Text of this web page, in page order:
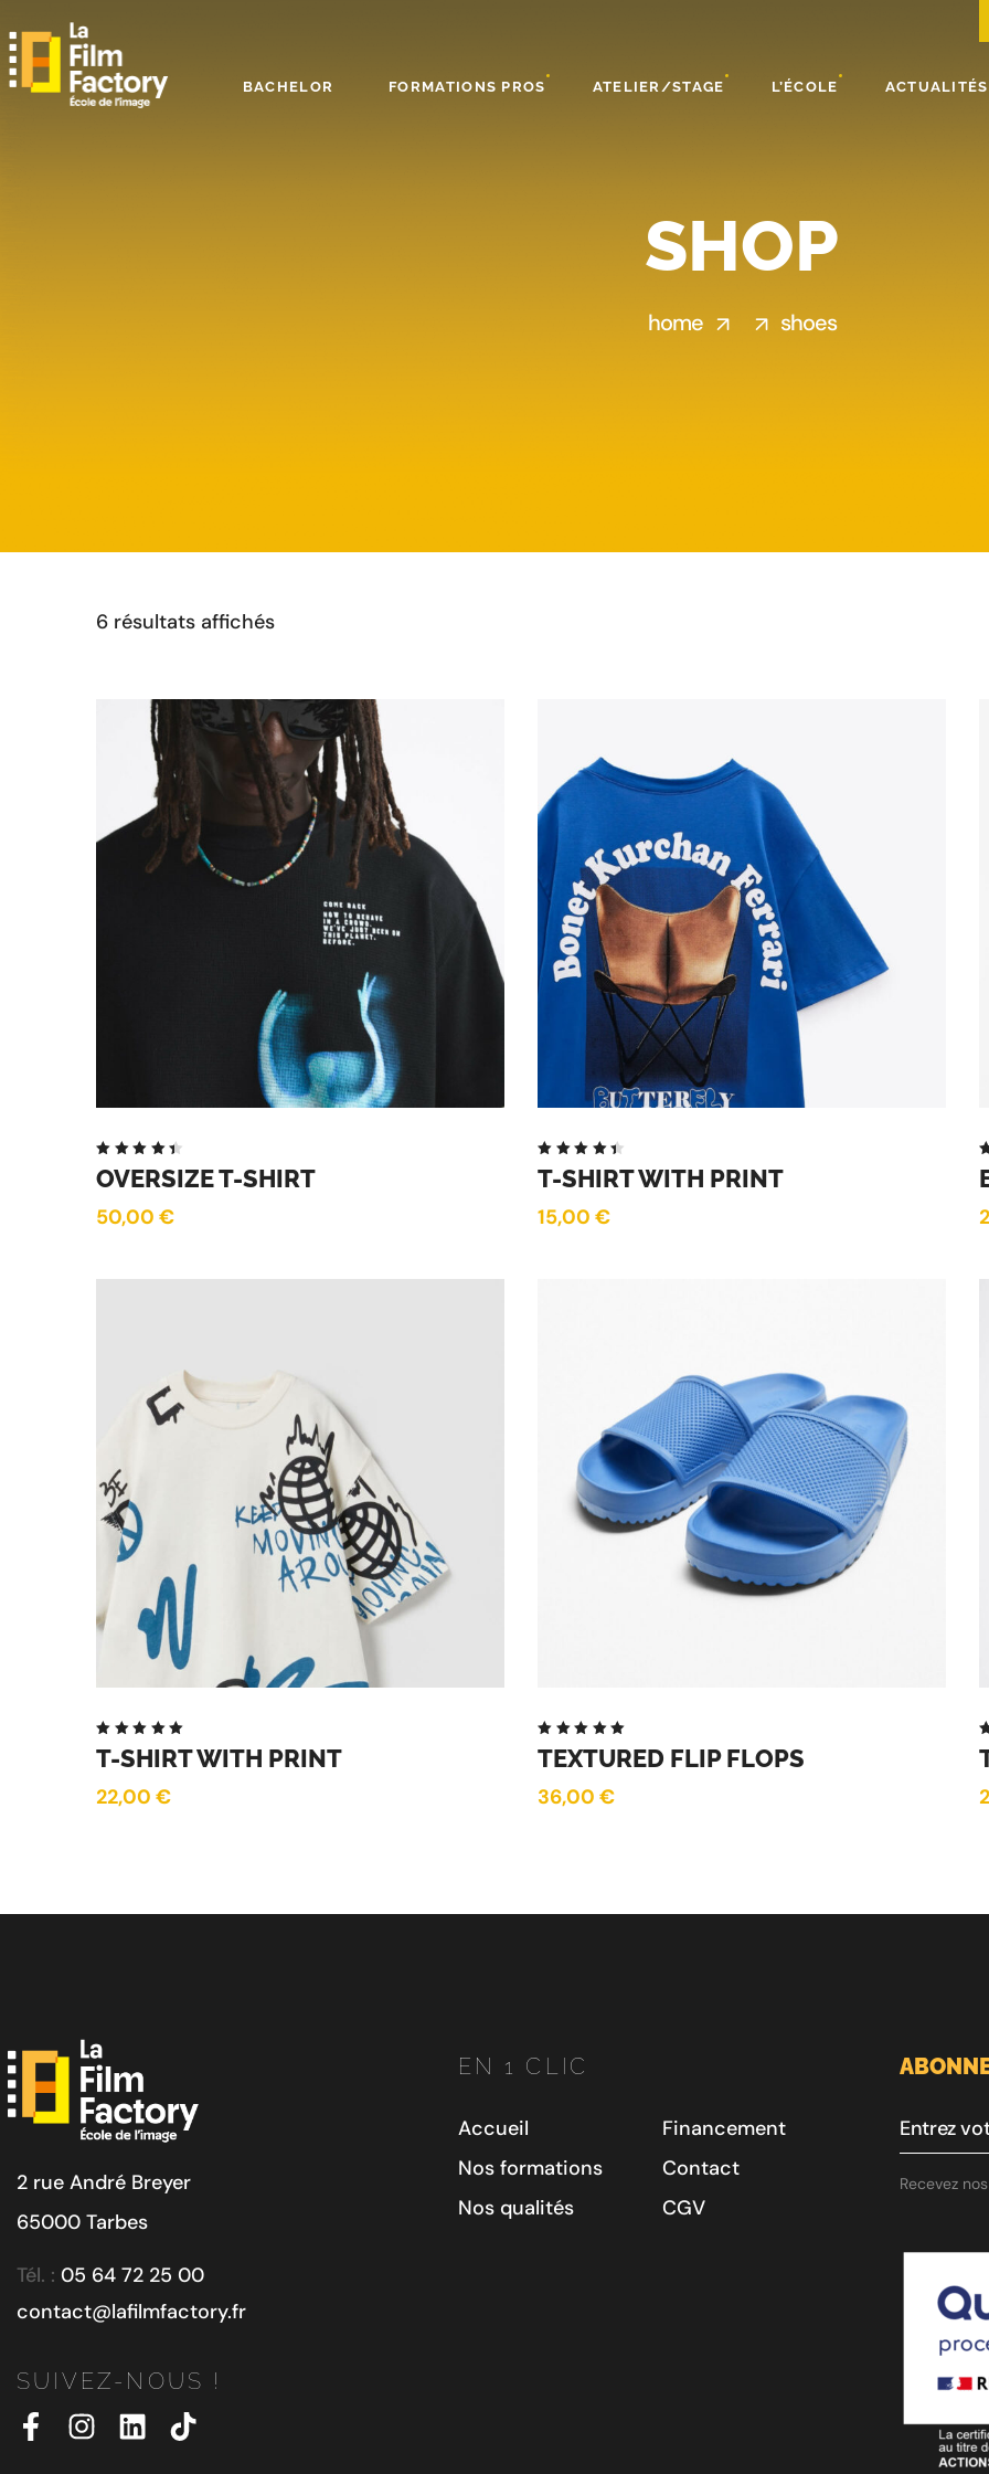
BACHELOR FORMATIONS PROS ATELIER/STAGE L’ÉCOLE ACTUALITÉS
SHOP
home shoes
6 résultats affichés
OVERSIZE T-SHIRT
Note
4.50
50,00 €
T-SHIRT WITH PRINT
Note
4.50
15,00 €
T-SHIRT WITH PRINT
Note
5.00sur
22,00 €
TEXTURED FLIP FLOPS
Note
5.00sur
36,00 €
2 rue André Breyer
65000 Tarbes
Tél. : 05 64 72 25 00
contact@lafilmfactory.fr
SUIVEZ-NOUS !
EN 1 CLIC
Accueil
Nos formations
Nos qualités
Financement
Contact
CGV
Recevez